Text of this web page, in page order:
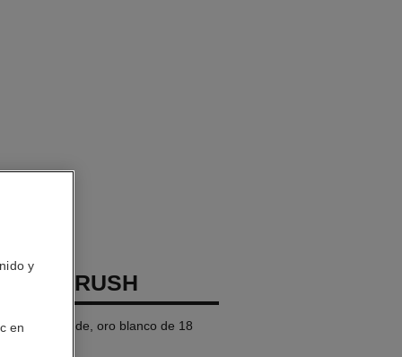
CRUSH
grande, oro blanco de 18
y
en